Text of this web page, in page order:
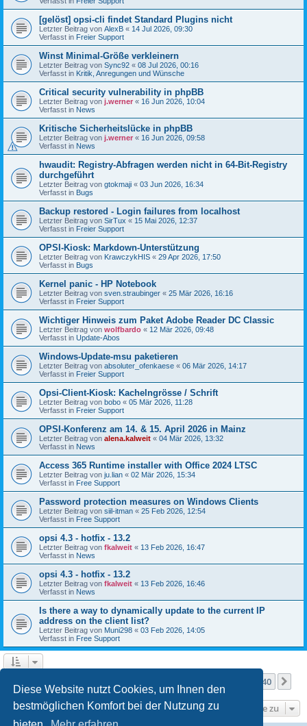
Diese Website nutzt Cookies, um Ihnen den
bestmöglichen Komfort bei der Nutzung zu
[gelöst] opsi-cli findet Standard Plugins nicht
Letzter Beitrag von AlexB « 14 Jul 2026, 09:30
Verfasst in Freier Support
Winst Minimal-Größe verkleinern
Letzter Beitrag von Sync92 « 08 Jul 2026, 00:16
Verfasst in Kritik, Anregungen und Wünsche
Critical security vulnerability in phpBB
Letzter Beitrag von j.werner « 16 Jun 2026, 10:04
Verfasst in News
Kritische Sicherheitslücke in phpBB
Letzter Beitrag von j.werner « 16 Jun 2026, 09:58
Verfasst in News
hwaudit: Registry-Abfragen werden nicht in 64-Bit-Registry
durchgeführt
Letzter Beitrag von gtokmaji « 03 Jun 2026, 16:34
Verfasst in Bugs
Backup restored - Login failures from localhost
Letzter Beitrag von SirTux « 15 Mai 2026, 12:37
Verfasst in Freier Support
OPSI-Kiosk: Markdown-Unterstützung
Letzter Beitrag von KrawczykHIS « 29 Apr 2026, 17:50
Verfasst in Bugs
Kernel panic - HP Notebook
Letzter Beitrag von sven.straubinger « 25 Mär 2026, 16:16
Verfasst in Freier Support
Wichtiger Hinweis zum Paket Adobe Reader DC Classic
Letzter Beitrag von wolfbardo « 12 Mär 2026, 09:48
Verfasst in Update-Abos
Windows-Update-msu paketieren
Letzter Beitrag von absoluter_ofenkaese « 06 Mär 2026, 14:17
Verfasst in Freier Support
Opsi-Client-Kiosk: Kachelngrösse / Schrift
Letzter Beitrag von bobo « 05 Mär 2026, 11:28
Verfasst in Freier Support
OPSI-Konferenz am 14. & 15. April 2026 in Mainz
Letzter Beitrag von alena.kalweit « 04 Mär 2026, 13:32
Verfasst in News
Access 365 Runtime installer with Office 2024 LTSC
Letzter Beitrag von ju.lian « 02 Mär 2026, 15:34
Verfasst in Free Support
Password protection measures on Windows Clients
Letzter Beitrag von siil-itman « 25 Feb 2026, 12:54
Verfasst in Free Support
opsi 4.3 - hotfix - 13.2
Letzter Beitrag von fkalweit « 13 Feb 2026, 16:47
Verfasst in News
opsi 4.3 - hotfix - 13.2
Letzter Beitrag von fkalweit « 13 Feb 2026, 16:46
Verfasst in News
Is there a way to dynamically update to the current IP
address on the client list?
Letzter Beitrag von Muni298 « 03 Feb 2026, 14:05
Verfasst in Free Support
40
Gehe zu